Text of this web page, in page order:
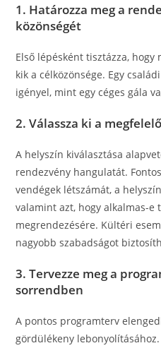
1. Határozza meg a
közönségét
Első lépésként tisztázza, hogy
kik a célközönsége. Egy
igényel, mint egy céges gála
2. Válassza ki a
A helyszín kiválasztása
rendezvény hangulatát.
vendégek létszámát, a
valamint azt, hogy alkalmas-e
megrendezésére. Kültéri
nagyobb szabadságot
3. Tervezze meg a
sorrendben
A pontos programterv
gördülékeny